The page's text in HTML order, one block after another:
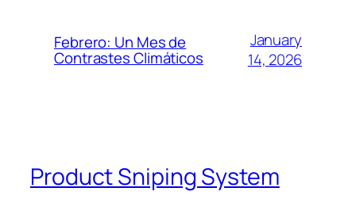
Febrero: Un Mes de
Contrastes Climáticos
January
14, 2026
Product Sniping System